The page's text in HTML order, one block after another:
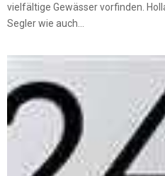
vielfältige Gewässer vorfinden.
Segler wie auch...